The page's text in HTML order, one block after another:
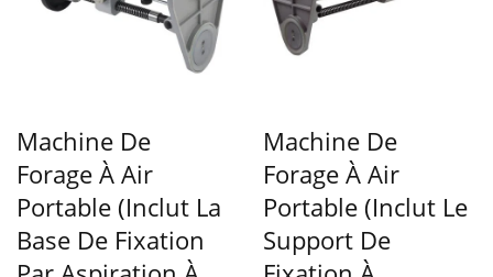
Machine De
Forage À Air
Portable (inclut La
Base De Fixation
Machine De
Forage À Air
Portable (inclut Le
Support De